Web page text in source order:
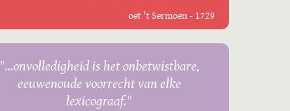
oet 't Sermoen - 1729
"...onvolledigheid is het onbetwistbare,
eeuwenoude voorrecht van elke
lexicograaf."